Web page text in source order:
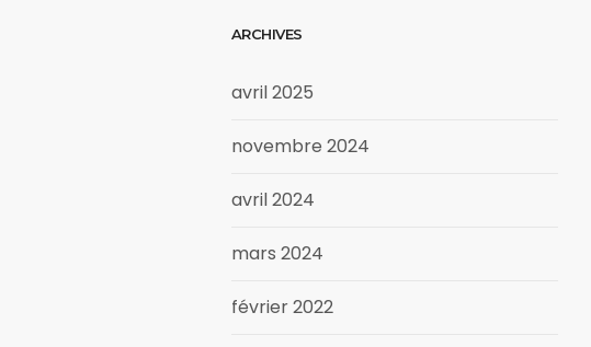
ARCHIVES
avril 2025
novembre 2024
avril 2024
mars 2024
février 2022